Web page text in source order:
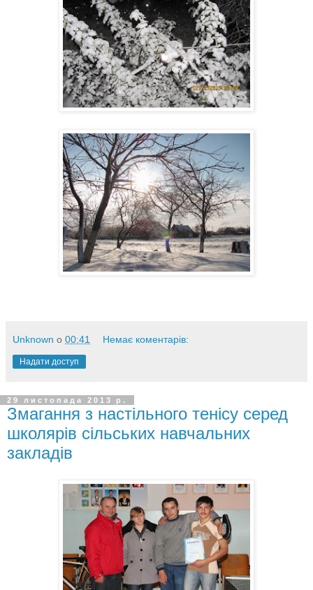
Unknown о 00:41 Немає коментарів:
Надати доступ
29 листопада 2013 р.
Змагання з настільного тенісу серед
школярів сільських навчальних
закладів